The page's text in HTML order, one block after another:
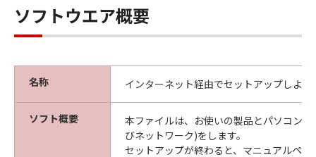
ソフトウエア概要
名称 インターネット経由でセットアップしよう
ソフト概要
本ファイルは、お使いの製品とパソコン
びネットワーク)をします。
セットアップが終わると、マニュアルペー